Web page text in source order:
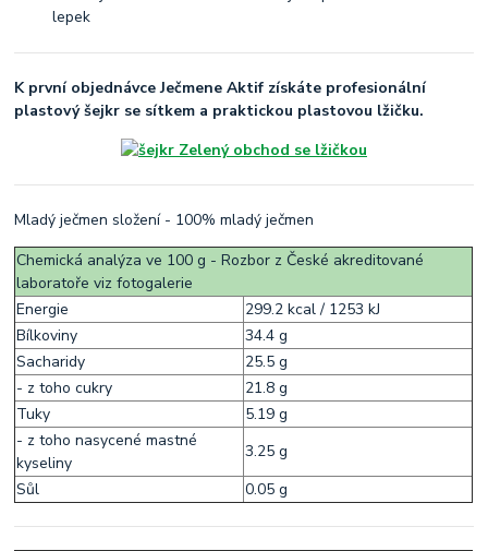
K první objednávce Ječmene Aktif získáte profesionální
plastový šejkr se sítkem a praktickou plastovou lžičku.
Mladý ječmen složení - 100% mladý ječmen
Chemická analýza ve 100 g - Rozbor z České akreditované
laboratoře viz fotogalerie
Energie
299.2 kcal / 1253 kJ
Bílkoviny
34.4 g
Sacharidy
25.5 g
- z toho cukry
21.8 g
Tuky
5.19 g
- z toho nasycené mastné
kyseliny
3.25 g
Sůl
0.05 g